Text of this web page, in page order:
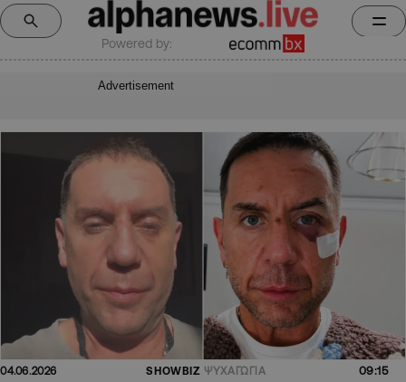
Powered by:
Advertisement
04.06.2026 SHOWBIZ ΨΥΧΑΓΩΓΙΑ 09:15